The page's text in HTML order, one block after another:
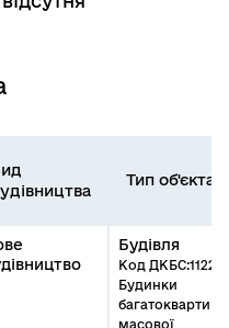
Тип об'єкта
Будівля
Код ДКБС:1122.1
Будинки
масової